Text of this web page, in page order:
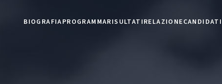
BIOGRAFIAPROGRAMMARISULTATIRELAZIONECANDIDATI